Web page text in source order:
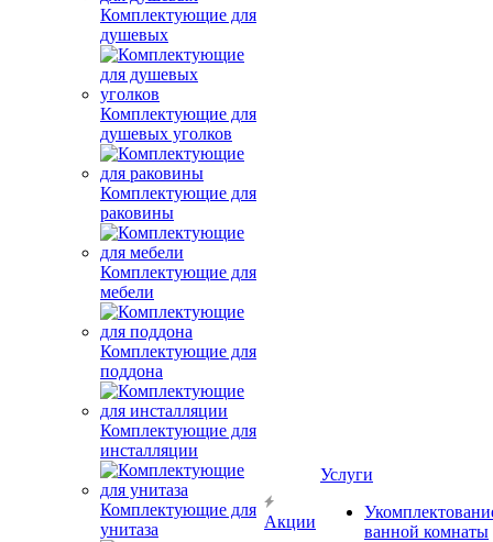
Комплектующие для
душевых
Комплектующие для
душевых уголков
Комплектующие для
раковины
Комплектующие для
мебели
Комплектующие для
поддона
Комплектующие для
инсталляции
Комплектующие для
унитаза
Акции
Услуги
ванной комнаты